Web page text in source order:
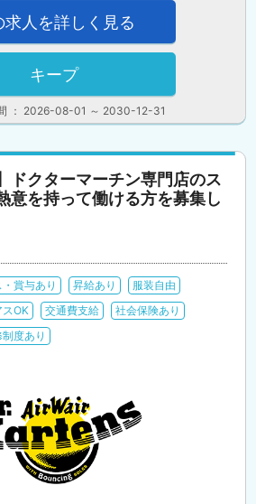
： 2026-08-01 ～ 2030-12-31
求人を詳しく見る
キープ
ドクターマーチン専門店のス
意を持って働ける方を募集し
賞与あり 昇給あり
服装自由
スOK 交通費支給
社会保険あり
度あり